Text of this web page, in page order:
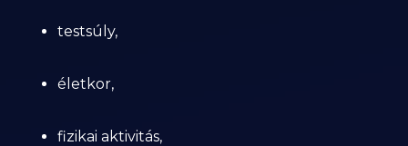
testsúly,
életkor,
fizikai aktivitás,